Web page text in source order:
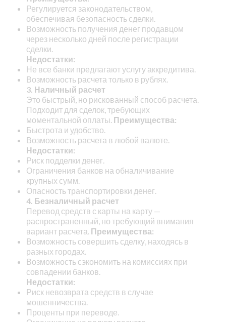
Регулируется законодательством,
обеспечивая безопасность сделки.
Возможность получения денег продавцом
через несколько дней после регистрации
сделки.
Недостатки:
Не все банки предлагают услугу аккредитива.
Возможность расчета только в рублях.
3. Наличный расчет
Это быстрый, но рискованный способ расчета.
Подходит для сделок, требующих
моментальной оплаты. Преимущества:
Быстрота и удобство.
Возможность расчета в любой валюте.
Недостатки:
Риск подделки денег.
Ограничения банков на обналичивание
крупных сумм.
Опасность транспортировки денег.
4. Безналичный расчет
Перевод средств с карты на карту —
распространенный, но требующий внимания
вариант расчета. Преимущества:
Возможность совершить сделку, находясь в
разных городах.
Возможность сэкономить на комиссиях при
совпадении банков.
Недостатки:
Риск невозврата средств в случае
мошенничества.
Проценты при переводе.